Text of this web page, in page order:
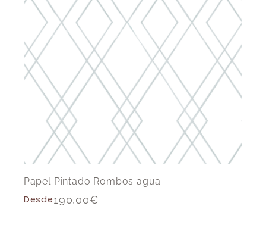
Papel Pintado Rombos agua
Desde190,00€